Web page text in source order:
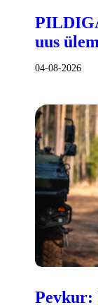
uus
04-08-2026
Pevkur: